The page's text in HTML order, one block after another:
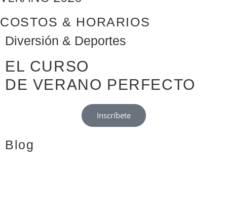
COSTOS & HORARIOS
Diversión & Deportes
EL CURSO
DE VERANO PERFECTO
Inscríbete
Blog